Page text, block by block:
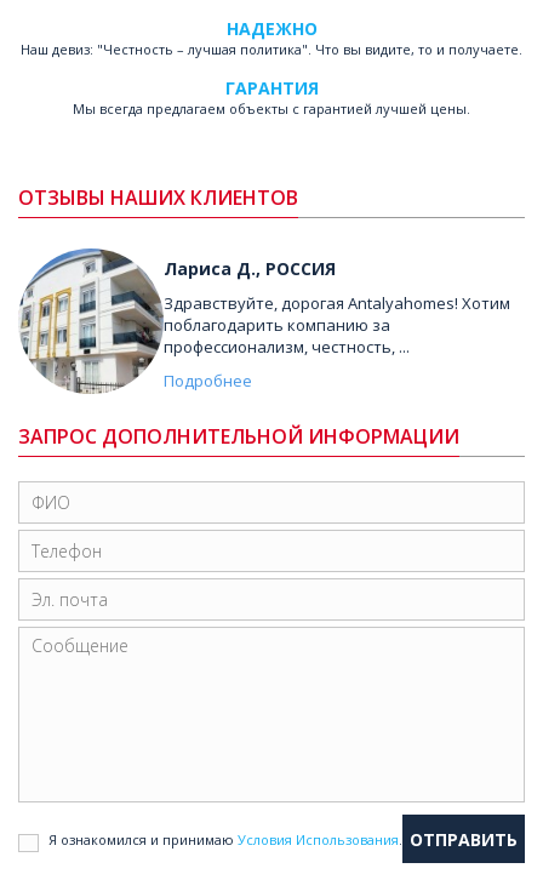
НАДЕЖНО
Наш девиз: "Честность – лучшая политика". Что вы видите, то и получаете.
ГАРАНТИЯ
Мы всегда предлагаем объекты с гарантией лучшей цены.
ОТЗЫВЫ НАШИХ КЛИЕНТОВ
Лариса Д., РОССИЯ
Здравствуйте, дорогая Antalyahomes! Хотим
поблагодарить компанию за
профессионализм, честность, ...
Подробнее
ЗАПРОС ДОПОЛНИТЕЛЬНОЙ ИНФОРМАЦИИ
Я ознакомился и принимаю Условия Использования